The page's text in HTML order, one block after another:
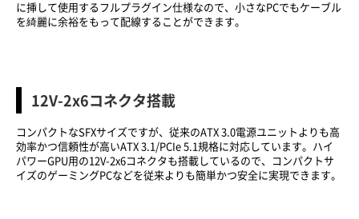
に挿して使用するフルプラグイン仕様なので、小さなPCでもケーブル
を綺麗に余裕をもって配線することができます。
12V-2x6コネクタ搭載
コンパクトなSFXサイズですが、従来のATX 3.0電源ユニットよりも高
効率かつ信頼性が高いATX 3.1/PCIe 5.1規格に対応しています。ハイ
パワーGPU用の12V-2x6コネクタも搭載しているので、コンパクトサ
イズのゲーミングPCなどを従来よりも簡単かつ安全に実現できます。